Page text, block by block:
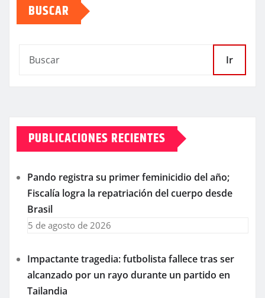
BUSCAR
Ir
PUBLICACIONES RECIENTES
Pando registra su primer feminicidio del año;
Fiscalía logra la repatriación del cuerpo desde
Brasil
5 de agosto de 2026
Impactante tragedia: futbolista fallece tras ser
alcanzado por un rayo durante un partido en
Tailandia